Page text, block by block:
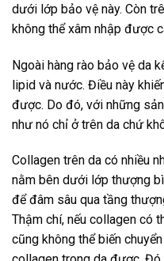
dưới lớp bảo vệ này. Còn
không thể xâm nhập được
Ngoài hàng rào bảo vệ da
lipid và nước. Điều này
được. Do đó, với những
như nó chỉ ở trên da chứ
Collagen trên da có nhiều
nằm bên dưới lớp thượng
để đâm sâu qua tầng
Thậm chí, nếu collagen có
cũng không thể biến